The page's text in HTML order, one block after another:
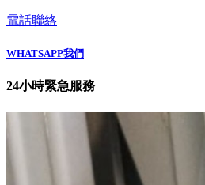
電話聯絡
WHATSAPP我們
24小時緊急服務